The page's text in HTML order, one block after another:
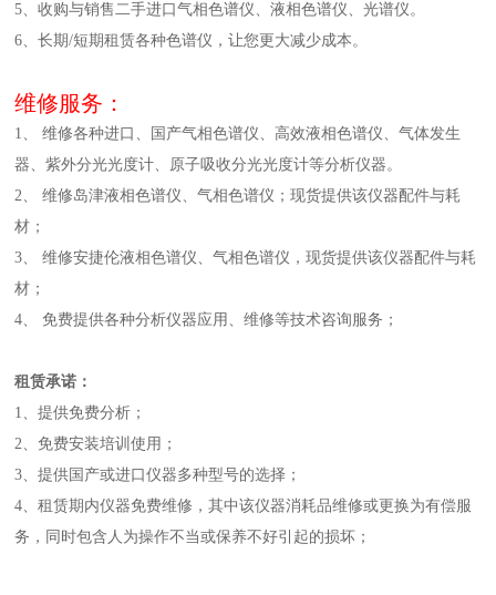
5、收购与销售二手进口气相色谱仪、液相色谱仪、光谱仪。
6、长期/短期租赁各种色谱仪，让您更大减少成本。
维修服务：
1、 维修各种进口、国产气相色谱仪、高效液相色谱仪、气体发生
器、紫外分光光度计、原子吸收分光光度计等分析仪器。
2、 维修岛津液相色谱仪、气相色谱仪；现货提供该仪器配件与耗
材；
3、 维修安捷伦液相色谱仪、气相色谱仪，现货提供该仪器配件与耗
材；
4、 免费提供各种分析仪器应用、维修等技术咨询服务；
租赁承诺：
1、提供免费分析；
2、免费安装培训使用；
3、提供国产或进口仪器多种型号的选择；
4、租赁期内仪器免费维修，其中该仪器消耗品维修或更换为有偿服
务，同时包含人为操作不当或保养不好引起的损坏；